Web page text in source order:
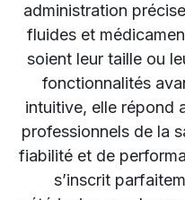
administration
fluides et
soient leur taille ou
fonctionnalités
intuitive, elle répond
professionnels de la
fiabilité et de
s’inscrit